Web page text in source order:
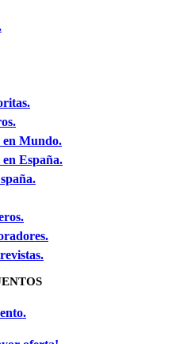
en Mundo.
España.